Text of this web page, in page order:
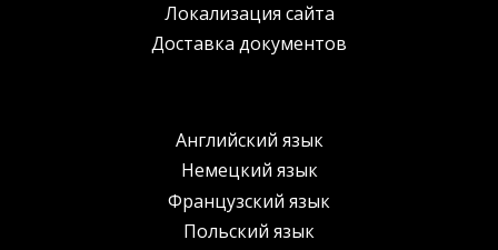
Локализация сайта
Доставка документов
Английский язык
Немецкий язык
Французский язык
Польский язык